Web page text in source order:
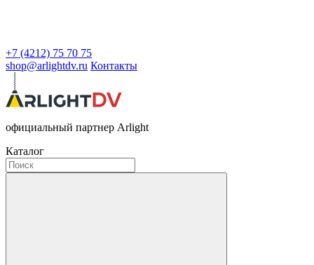
+7 (4212) 75 70 75
shop@arlightdv.ru Контакты
официальный партнер Arlight
Каталог